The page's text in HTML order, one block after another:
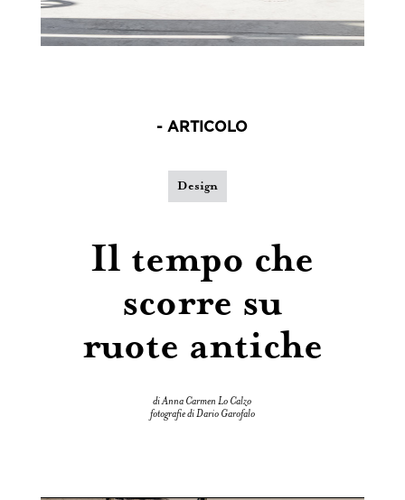
- ARTICOLO
Design
Il tempo che
scorre su
ruote antiche
di Anna Carmen Lo Calzo
fotografie di Dario Garofalo